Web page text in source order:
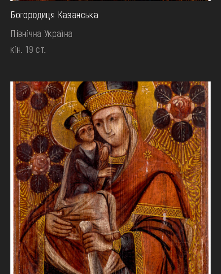
Богородиця Казанська
Північна Україна
кін. 19 ст.